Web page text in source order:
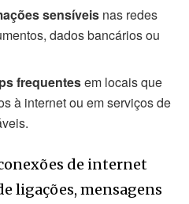
sensíveis nas redes
dados bancários ou
frequentesem locais que
à internet ou em serviços de
de internet
ligações, mensagens